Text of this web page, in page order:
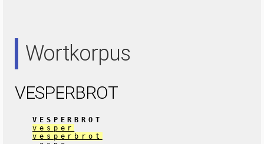
Wortkorpus
VESPERBROT
VESPERBROT
vesper
vesperbrot